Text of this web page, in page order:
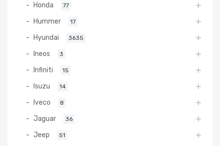
Honda 77
Hummer 17
Hyundai 3635
Ineos 3
Infiniti 15
Isuzu 14
Iveco 8
Jaguar 36
Jeep 51